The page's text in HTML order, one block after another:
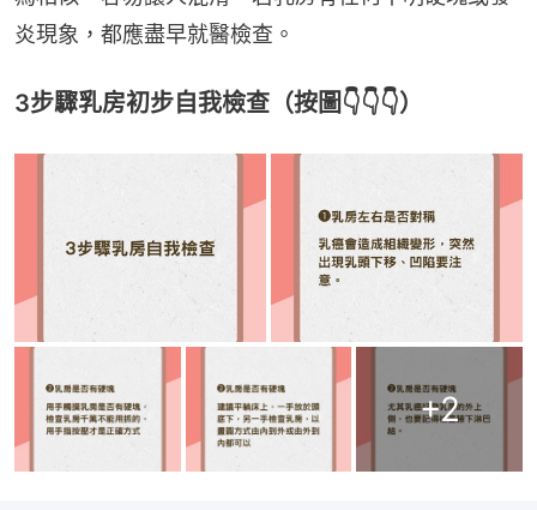
炎現象，都應盡早就醫檢查。
3步驟乳房初步自我檢查（按圖👇👇👇）
+2